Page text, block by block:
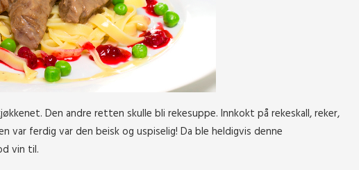
Den andre retten skulle bli rekesuppe. Innkokt på rekeskall, reker,
ferdig var den beisk og uspiselig! Da ble heldigvis denne
vin til.